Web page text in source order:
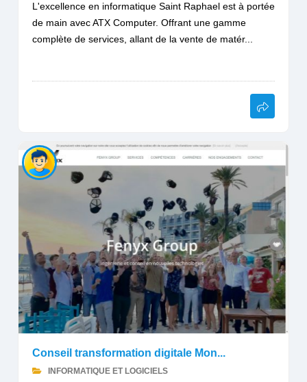
L'excellence en informatique Saint Raphael est à portée
de main avec ATX Computer. Offrant une gamme
complète de services, allant de la vente de matér...
Conseil transformation digitale Mon...
INFORMATIQUE ET LOGICIELS